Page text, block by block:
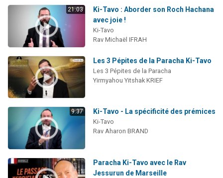
21:03
Ki-Tavo : Aborder son Roch Hachana
avec joie !
Ki-Tavo
Rav Michaël IFRAH
Les 3 Pépites de la Paracha Ki-Tavo
Les 3 Pépites de la Paracha
Yirmyahou Yitshak KRIEF
9:37 Ki-Tavo - La spécificité des prémices
Ki-Tavo
Rav Aharon BRAND
Paracha Ki-Tavo avec le Rav
Jessurun de Marseille